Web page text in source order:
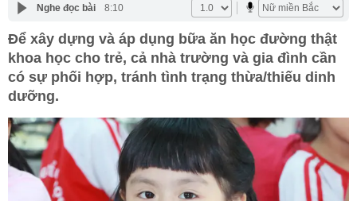
Nghe đọc bài 8:10
Để xây dựng và áp dụng bữa ăn học đường thật
khoa học cho trẻ, cả nhà trường và gia đình cần
có sự phối hợp, tránh tình trạng thừa/thiếu dinh
dưỡng.